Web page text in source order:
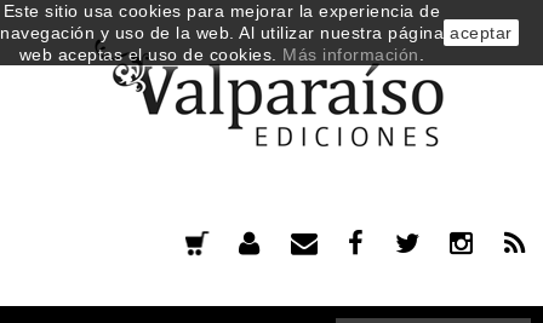
Este sitio usa cookies para mejorar la experiencia de
navegación y uso de la web. Al utilizar nuestra página
web aceptas el uso de cookies. Más información
aceptar